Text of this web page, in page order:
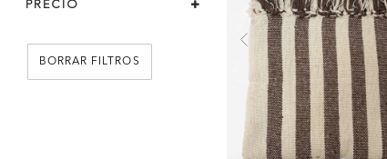
PRECIO
BORRAR FILTROS Previous